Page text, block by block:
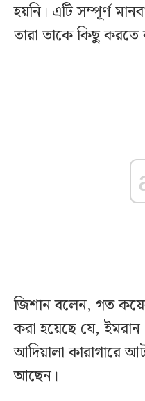
হয়নি। এটি সম্পূর্ণ
তারা তাকে কিছু করতে
জিশান বলেন, গত
করা হয়েছে যে, ইমরান
আদিয়ালা কারাগারে
আছেন।